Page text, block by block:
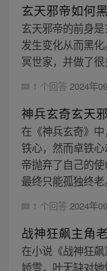
玄天邪帝如何
玄天邪帝的前身
发生变化从而黑
冥世家，并做了很
1 个回答 2024年
神兵玄奇玄天
在《神兵玄奇》
铁心，然而卓铁
帝抛弃了自己的
最终只能孤独终老。
1 个回答 2024年
战神狂飙主角
在小说《战神狂
娇雪，叶无缺对她